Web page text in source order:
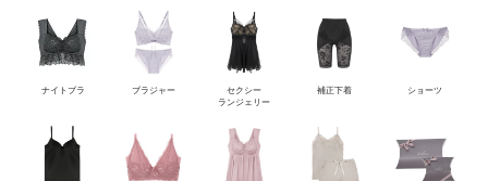
ナイトブラ ブラジャー
セクシー
ランジェリー
補正下着 ショーツ